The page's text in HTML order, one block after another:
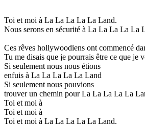
Toi et moi à La La La La La Land.
Nous serons en sécurité à La La La La La
Ces rêves hollywoodiens ont commencé
Tu me disais que je pourrais être ce que je
Si seulement nous nous étions
enfuis à La La La La La Land
Si seulement nous pouvions
trouver un chemin pour La La La La La
Toi et moi à
Toi et moi à
Toi et moi à La La La La La Land.